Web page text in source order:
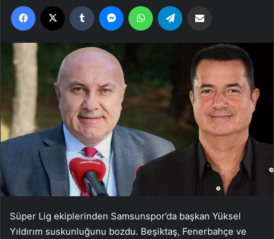
Facebook Tumblr MessengerWhatsApp
Süper Lig ekiplerinden Samsunspor’da başkan Yüksel
Yıldırım suskunluğunu bozdu. Beşiktaş, Fenerbahçe ve